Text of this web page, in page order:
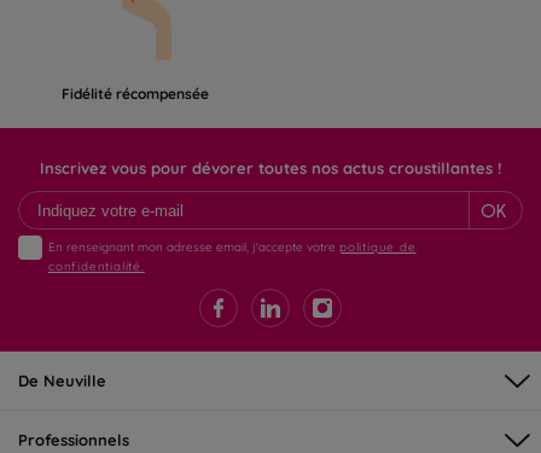
Fidélité récompensée
Inscrivez vous pour dévorer toutes nos actus croustillantes !
OK
En renseignant mon adresse email, j'accepte votre politique de
confidentialité.
De Neuville
Professionnels